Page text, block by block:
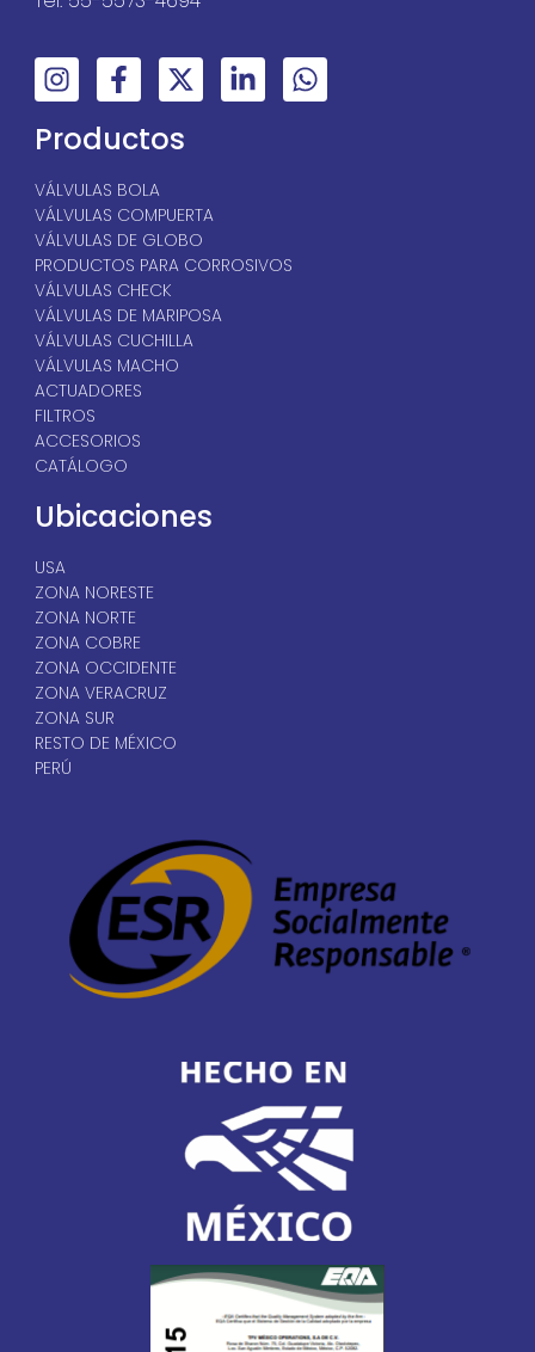
Productos
VÁLVULAS BOLA
VÁLVULAS COMPUERTA
VÁLVULAS DE GLOBO
PRODUCTOS PARA CORROSIVOS
VÁLVULAS CHECK
VÁLVULAS DE MARIPOSA
VÁLVULAS CUCHILLA
VÁLVULAS MACHO
ACTUADORES
FILTROS
ACCESORIOS
CATÁLOGO
Ubicaciones
USA
ZONA NORESTE
ZONA NORTE
ZONA COBRE
ZONA OCCIDENTE
ZONA VERACRUZ
ZONA SUR
RESTO DE MÉXICO
PERÚ